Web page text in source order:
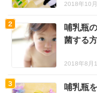
2018年10
哺乳瓶
菌する
2018年8月
哺乳瓶